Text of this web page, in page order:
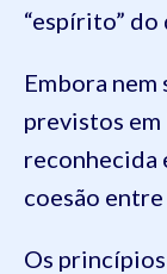
“espírito” do
Embora nem
previstos em
reconhecida
coesão entre
Os